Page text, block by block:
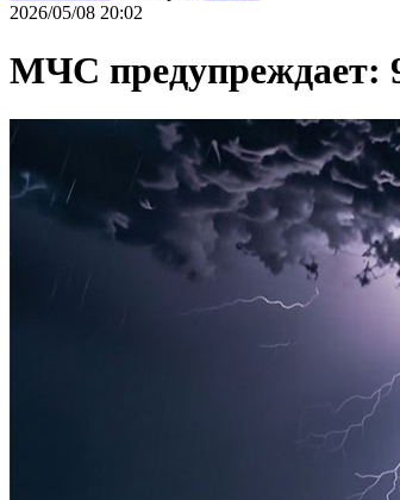
2026/05/08 20:02
МЧС предупреждает: